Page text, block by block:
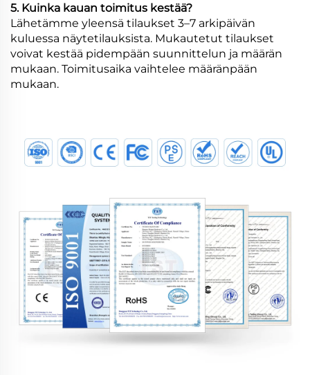
5. Kuinka kauan toimitus kestää?
Lähetämme yleensä tilaukset 3–7 arkipäivän
kuluessa näytetilauksista. Mukautetut tilaukset
voivat kestää pidempään suunnittelun ja määrän
mukaan. Toimitusaika vaihtelee määränpään
mukaan.